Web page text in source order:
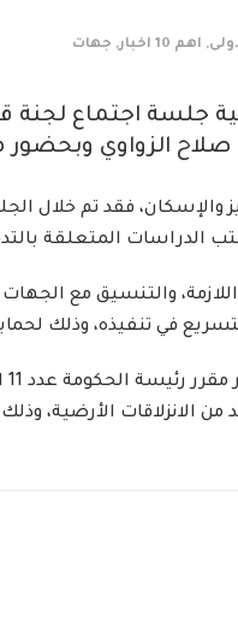
, اهم 10 اخبار , جهات
اليوم الاربعاء 8
صلاح الزواوي وبحضور
والإسكان، فقد تم خلال
المتعلقة
في تنفيذه، وذلك
الأرضية،